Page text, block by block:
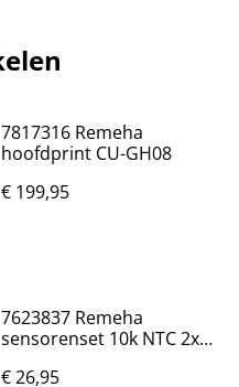
7817316 Remeha
hoofdprint CU-GH08
€ 199,95
7623837 Remeha
sensorenset 10k NTC 2x
€ 26,95